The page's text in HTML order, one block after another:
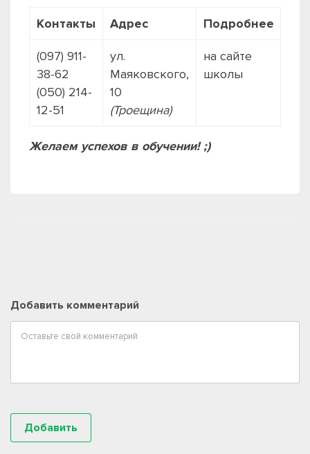
Контакты Адрес Подробнее
(097) 911-
38-62
(050) 214-
12-51
ул.
Маяковского,
10
(Троещина)
на сайте
школы
Желаем успехов в обучении! ;)
Добавить комментарий